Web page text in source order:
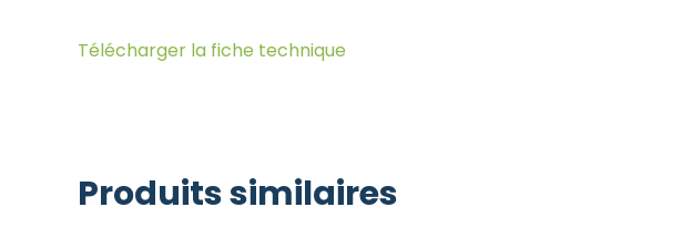
Télécharger la fiche technique
Produits similaires